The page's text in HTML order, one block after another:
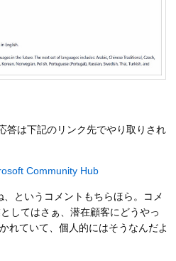
答は下記のリンク先でやり取りされ
Community Hub
というコメントもちらほら。コメ
してはさぁ、潜在顧客にどうやっ
れていて、個人的にはそうなんだよ